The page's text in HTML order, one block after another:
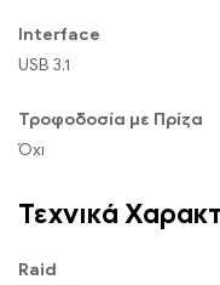
Interface
USB 3.1
Τροφοδοσία με Πρίζα
Όχι
Τεχνικά
Raid